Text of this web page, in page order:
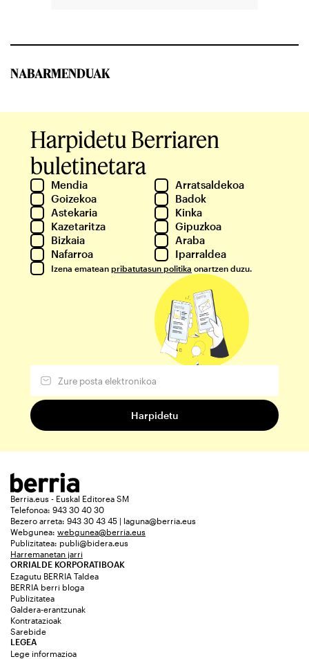
NABARMENDUAK
Harpidetu Berriaren
buletinetara
Mendia
Arratsaldekoa
Goizekoa
Badok
Astekaria
Kinka
Kazetaritza
Gipuzkoa
Bizkaia
Araba
Nafarroa
Iparraldea
Izena ematean pribatutasun politika onartzen duzu.
Berria.eus - Euskal Editorea SM
Telefonoa: 943 30 40 30
Bezero arreta: 943 30 43 45 | laguna@berria.eus
Webgunea: webgunea@berria.eus
Publizitatea: publi@bidera.eus
Harremanetan jarri
ORRIALDE KORPORATIBOAK
Ezagutu BERRIA Taldea
BERRIA berri bloga
Publizitatea
Galdera-erantzunak
Kontratazioak
Sarebide
LEGEA
Lege informazioa